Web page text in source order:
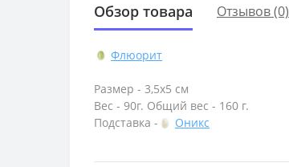
Обзор товара Отзывов (0)
Флюорит
Размер - 3,5х5 см
Вес - 90г. Общий вес - 160 г.
Подставка -
Оникс